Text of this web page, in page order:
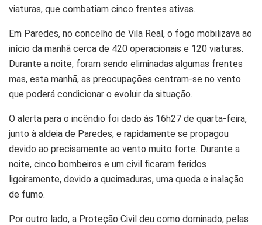
viaturas, que combatiam cinco frentes ativas.
Em Paredes, no concelho de Vila Real, o fogo mobilizava ao
início da manhã cerca de 420 operacionais e 120 viaturas.
Durante a noite, foram sendo eliminadas algumas frentes
mas, esta manhã, as preocupações centram-se no vento
que poderá condicionar o evoluir da situação.
O alerta para o incêndio foi dado às 16h27 de quarta-feira,
junto à aldeia de Paredes, e rapidamente se propagou
devido ao precisamente ao vento muito forte. Durante a
noite, cinco bombeiros e um civil ficaram feridos
ligeiramente, devido a queimaduras, uma queda e inalação
de fumo.
Por outro lado, a Proteção Civil deu como dominado, pelas